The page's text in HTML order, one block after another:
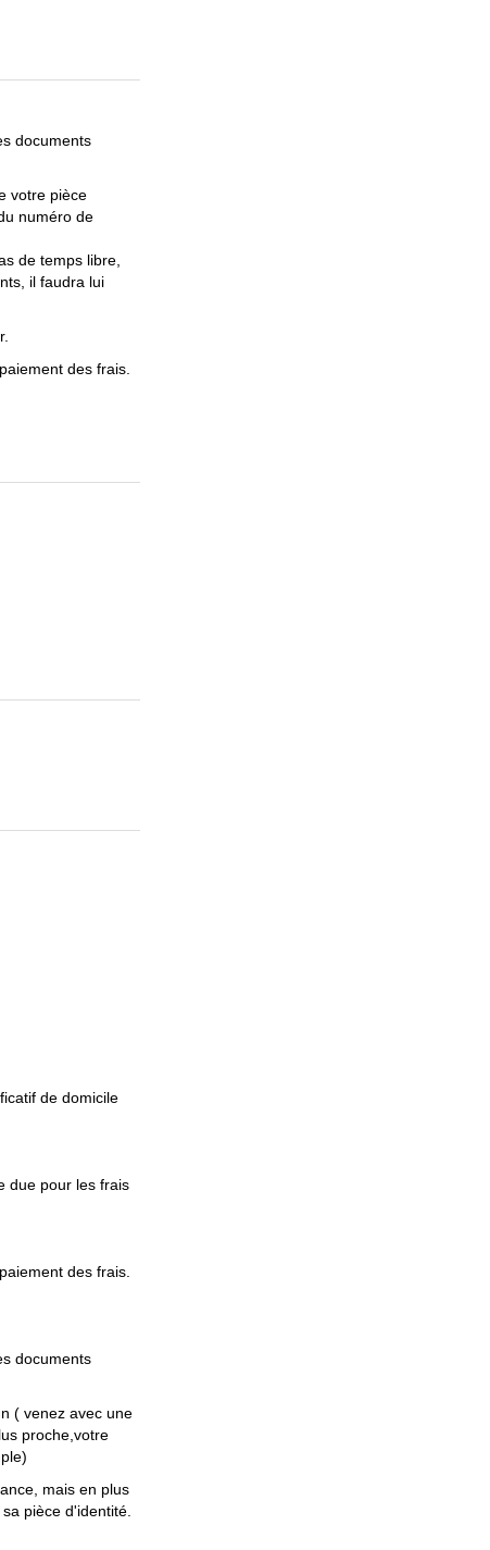
documents
votre pièce
numéro de
de temps libre,
il faudra lui
des frais.
de domicile
due pour les frais
des frais.
documents
( venez avec une
proche,votre
mais en plus
pièce d'identité.